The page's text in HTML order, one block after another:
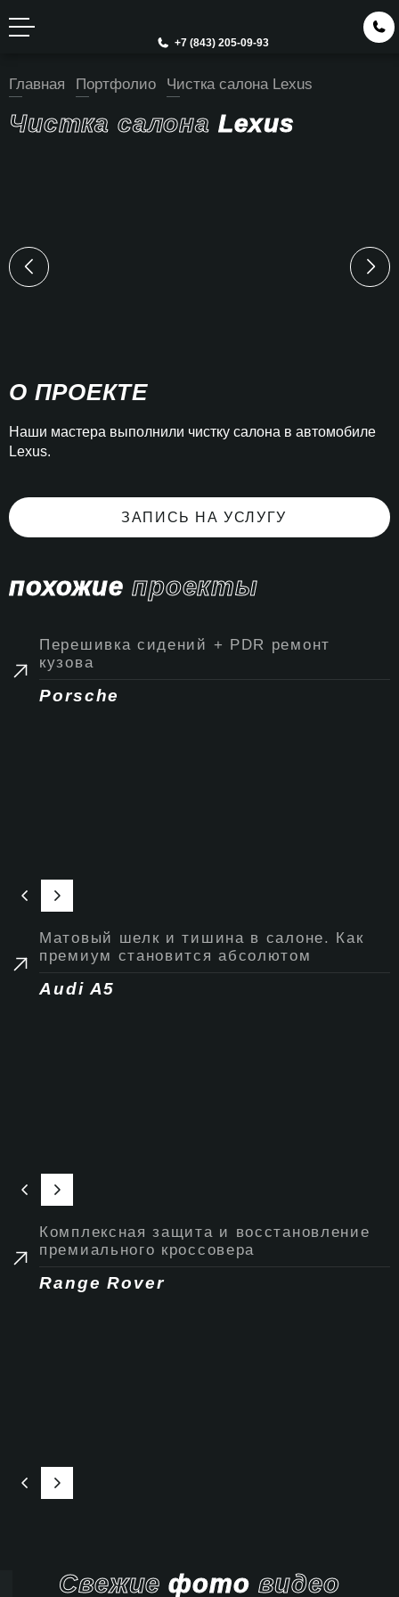
+7 (843) 205-09-93
Главная Портфолио Чистка салона Lexus
Чистка салона Lexus
О ПРОЕКТЕ
Наши мастера выполнили чистку салона в автомобиле
Lexus.
ЗАПИСЬ НА УСЛУГУ
похожие проекты
Перешивка сидений + PDR ремонт
кузова
Porsche
Матовый шелк и тишина в салоне. Как
премиум становится абсолютом
Audi A5
Комплексная защита и восстановление
премиального кроссовера
Range Rover
Свежиефото видео